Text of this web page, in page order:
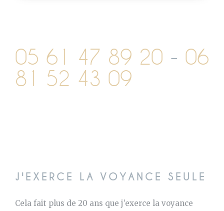
05 61 47 89 20 - 06
81 52 43 09
J'EXERCE LA VOYANCE SEULE
Cela fait plus de 20 ans que j’exerce la voyance